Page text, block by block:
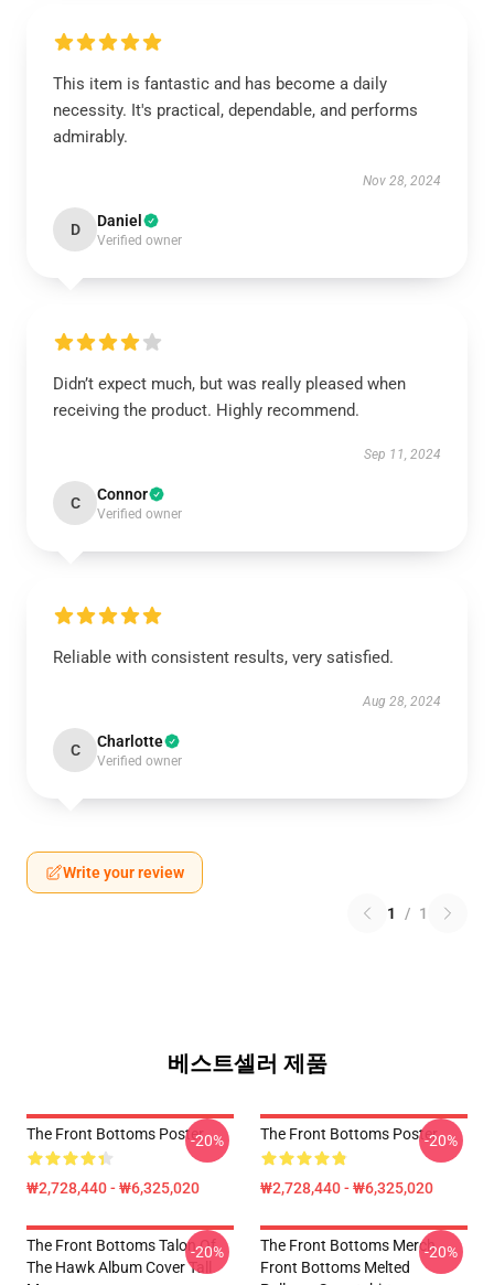
This item is fantastic and has become a daily
necessity. It's practical, dependable, and performs
admirably.
Nov 28, 2024
D Daniel
Verified owner
Didn’t expect much, but was really pleased when
receiving the product. Highly recommend.
Sep 11, 2024
C Connor
Verified owner
Reliable with consistent results, very satisfied.
Aug 28, 2024
C Charlotte
Verified owner
Write your review
1 / 1
베스트셀러 제품
The Front Bottoms Poster
₩2,728,440 - ₩6,325,020
-20% The Front Bottoms Poster
₩2,728,440 - ₩6,325,020
-20%
The Front Bottoms Talon Of
The Hawk Album Cover Tall
-20%
The Front Bottoms Merch
Front Bottoms Melted
-20%